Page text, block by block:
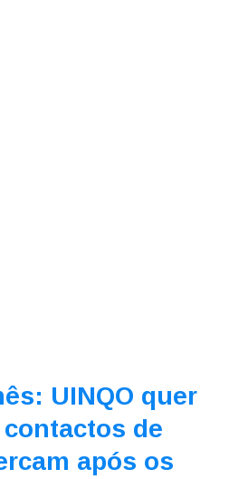
UINQO quer
de
após os